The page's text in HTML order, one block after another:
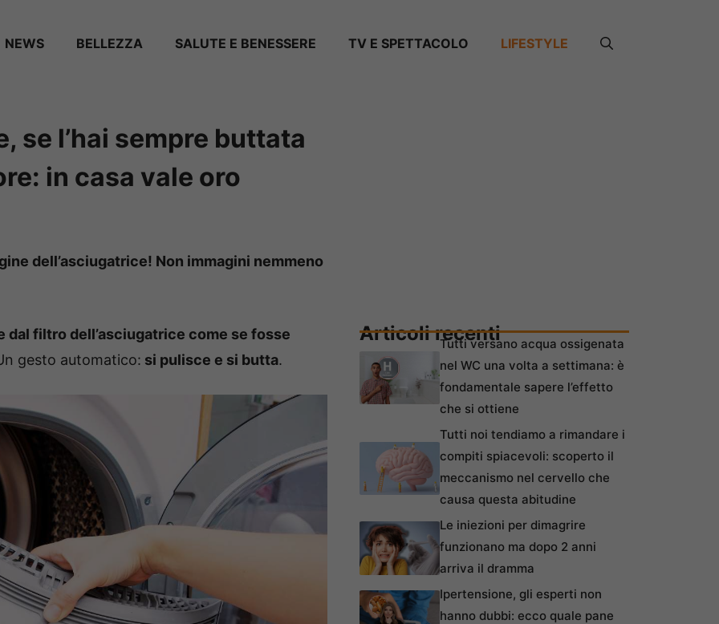
NEWS BELLEZZA SALUTE E BENESSERE TV E SPETTACOLO LIFESTYLE
se l’hai sempre buttata
in casa vale oro
dell’asciugatrice! Non immagini nemmeno
dal filtro dell’asciugatrice come se fosse
gesto automatico: si pulisce e si butta.
Articoli recentiTutti versano acqua ossigenata
nel WC una volta a settimana: è
fondamentale sapere l’effetto
che si ottiene
Tutti noi tendiamo a rimandare i
compiti spiacevoli: scoperto il
meccanismo nel cervello che
causa questa abitudine
Le iniezioni per dimagrire
funzionano ma dopo 2 anni
arriva il dramma
Ipertensione, gli esperti non
hanno dubbi: ecco quale pane